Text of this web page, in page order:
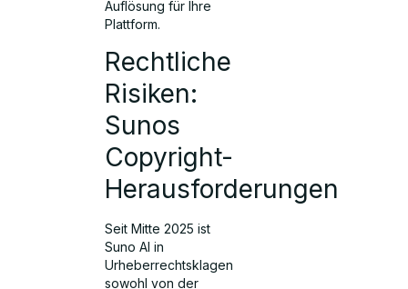
Auflösung für Ihre
Plattform.
Rechtliche
Risiken:
Sunos
Copyright-
Herausforderungen
Seit Mitte 2025 ist
Suno AI in
Urheberrechtsklagen
sowohl von der